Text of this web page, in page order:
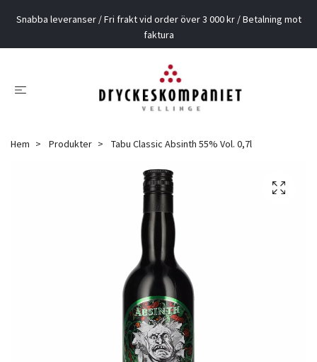
Snabba leveranser / Fri frakt vid order över 3 000 kr / Betalning mot
faktura
Hem Produkter Tabu Classic Absinth 55% Vol. 0,7l